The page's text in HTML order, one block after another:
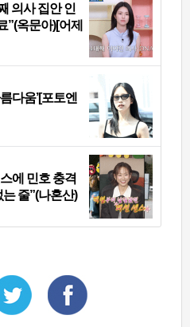
의사 집안 인
”(옥문아)[어제
다움’[포토엔
에 민호 충격
줄”(나혼산)